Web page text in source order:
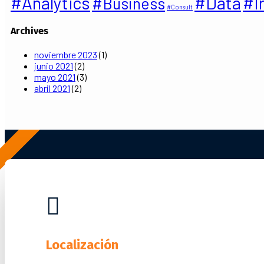
#Consult
Archives
noviembre 2023(1)
junio 2021(2)
mayo 2021(3)
abril 2021(2)

Localización